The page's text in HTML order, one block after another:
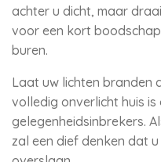
achter u dicht, maar
voor een kort
buren.
Laat uw lichten branden
volledig onverlicht huis
gelegenheidsinbrekers.
zal een dief denken dat